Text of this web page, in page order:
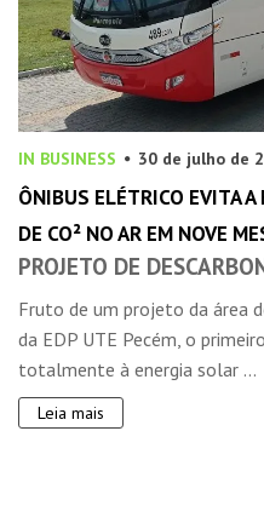
IN BUSINESS 30 de julho de
ÔNIBUS ELÉTRICO EVITA
DE CO² NO AR EM NOVE
PROJETO DE
Fruto de um projeto da área
da EDP UTE Pecém, o
totalmente à energia solar ...
Leia mais